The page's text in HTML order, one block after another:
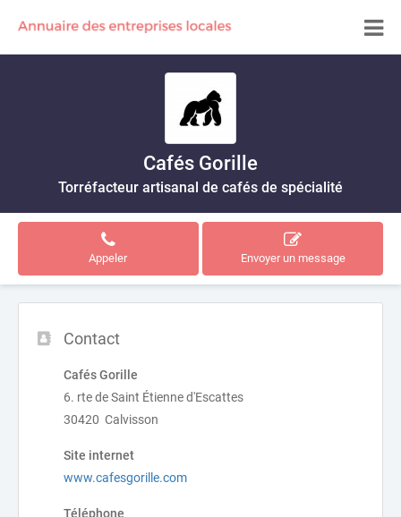
Cafés Gorille
Torréfacteur artisanal de cafés de spécialité
Appeler Envoyer un message
Contact
Cafés Gorille
6. rte de Saint Étienne d'Escattes
30420 Calvisson
Site internet
www.cafesgorille.com
Téléphone